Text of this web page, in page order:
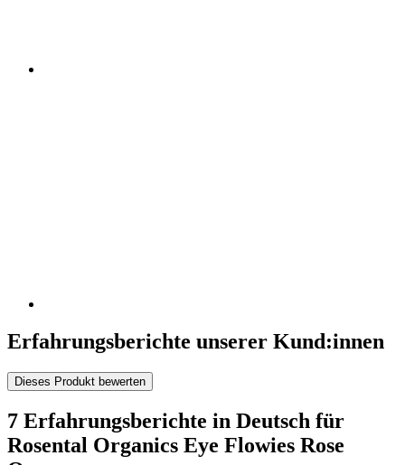
Erfahrungsberichte unserer Kund:innen
Dieses Produkt bewerten
7 Erfahrungsberichte in Deutsch für
Rosental Organics Eye Flowies Rose